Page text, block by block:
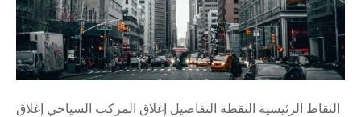
النقاط الرئيسية النقطة التفاصيل إغلاق المركب السياحي إغلاق